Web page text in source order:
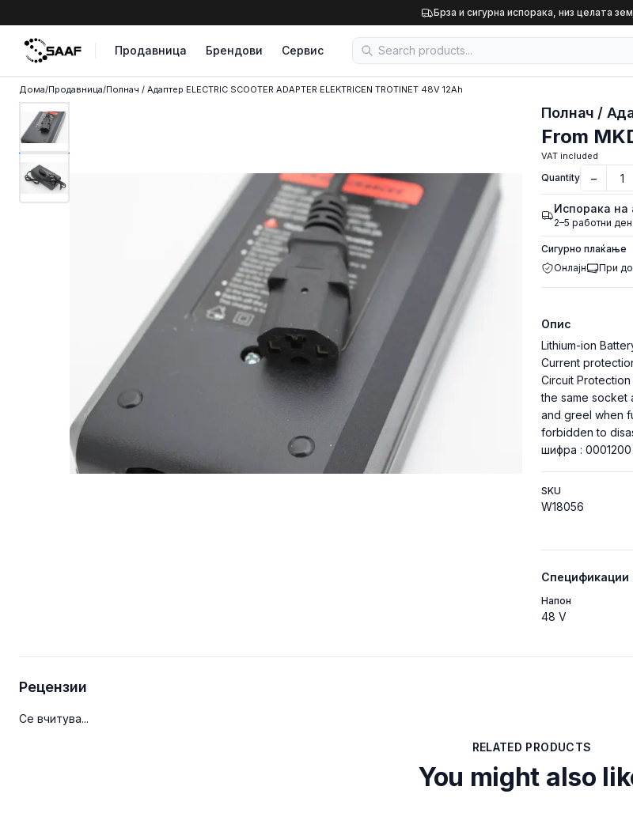
Брза и сигурна испорака, низ целата
Продавница Брендови Сервис
Дома/Продавница/Полнач / Адаптер ELECTRIC SCOOTER ADAPTER ELEKTRICEN TROTINET 48V 12Ah
From
VAT included
Quantity −
Испорака на
2–5 работни
Сигурно плаќање
Онлајн
При
Опис
Lithium-ion
Current
Circuit
the same socket
and greel when
forbidden to
шифра : 0001200
SKU
W18056
Спецификации
Напон
48 V
Рецензии
Се вчитува...
RELATED PRODUCTS
You might also